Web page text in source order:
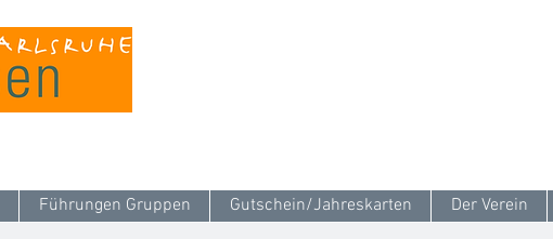
Führungen Gruppen Gutschein/Jahreskarten Der Verein